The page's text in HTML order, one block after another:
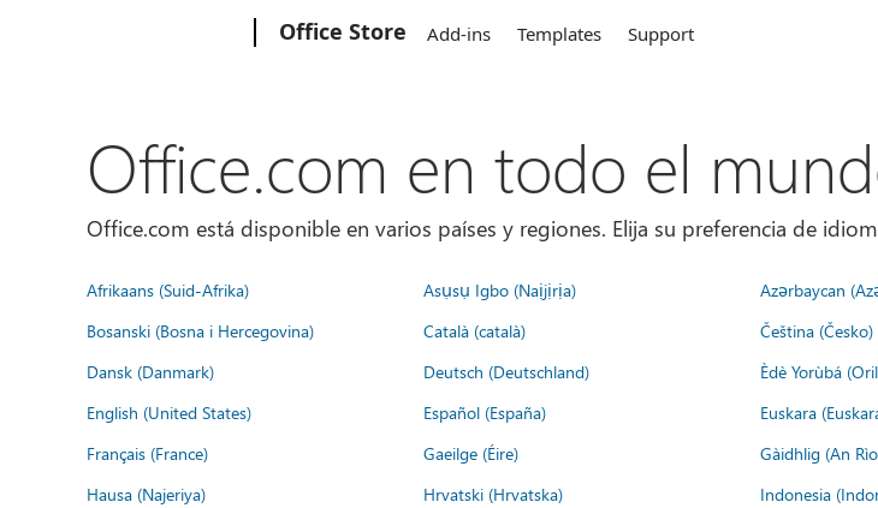
Office Store Add-ins Templates Support
Office.com en todo el
Office.com está disponible en varios países y regiones. Elija su preferencia de
Afrikaans (Suid-Afrika) Asụsụ Igbo (Naịjịrịa) Azərbaycan
Bosanski (Bosna i Hercegovina)
Català (català) Čeština (Česko)
Dansk (Danmark)
Deutsch (Deutschland) Èdè Yorùbá
English (United States)
Español (España) Euskara
Français (France)
Gaeilge (Éire) Gàidhlig (An
Hausa (Najeriya)
Hrvatski (Hrvatska) Indonesia